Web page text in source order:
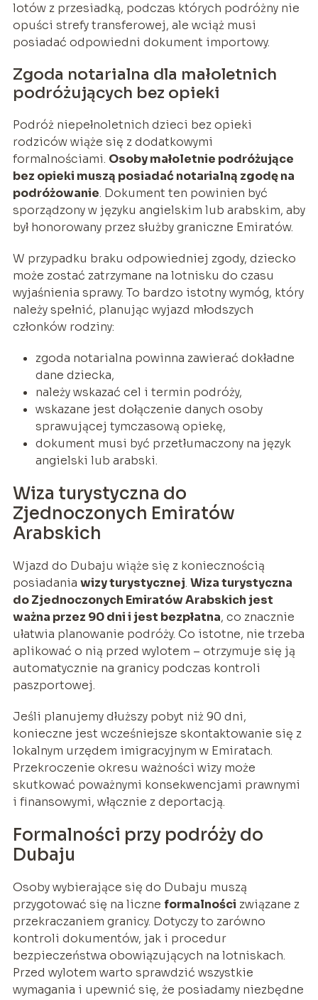
lotów z przesiadką, podczas których podróżny nie
opuści strefy transferowej, ale wciąż musi
posiadać odpowiedni dokument importowy.
Zgoda notarialna dla małoletnich
podróżujących bez opieki
Podróż niepełnoletnich dzieci bez opieki
rodziców wiąże się z dodatkowymi
formalnościami. Osoby małoletnie podróżujące
bez opieki muszą posiadać notarialną zgodę na
podróżowanie. Dokument ten powinien być
sporządzony w języku angielskim lub arabskim, aby
był honorowany przez służby graniczne Emiratów.
W przypadku braku odpowiedniej zgody, dziecko
może zostać zatrzymane na lotnisku do czasu
wyjaśnienia sprawy. To bardzo istotny wymóg, który
należy spełnić, planując wyjazd młodszych
członków rodziny:
zgoda notarialna powinna zawierać dokładne
dane dziecka,
należy wskazać cel i termin podróży,
wskazane jest dołączenie danych osoby
sprawującej tymczasową opiekę,
dokument musi być przetłumaczony na język
angielski lub arabski.
Wiza turystyczna do
Zjednoczonych Emiratów
Arabskich
Wjazd do Dubaju wiąże się z koniecznością
posiadania wizy turystycznej. Wiza turystyczna
do Zjednoczonych Emiratów Arabskich jest
ważna przez 90 dni i jest bezpłatna, co znacznie
ułatwia planowanie podróży. Co istotne, nie trzeba
aplikować o nią przed wylotem – otrzymuje się ją
automatycznie na granicy podczas kontroli
paszportowej.
Jeśli planujemy dłuższy pobyt niż 90 dni,
konieczne jest wcześniejsze skontaktowanie się z
lokalnym urzędem imigracyjnym w Emiratach.
Przekroczenie okresu ważności wizy może
skutkować poważnymi konsekwencjami prawnymi
i finansowymi, włącznie z deportacją.
Formalności przy podróży do
Dubaju
Osoby wybierające się do Dubaju muszą
przygotować się na liczne formalności związane z
przekraczaniem granicy. Dotyczy to zarówno
kontroli dokumentów, jak i procedur
bezpieczeństwa obowiązujących na lotniskach.
Przed wylotem warto sprawdzić wszystkie
wymagania i upewnić się, że posiadamy niezbędne